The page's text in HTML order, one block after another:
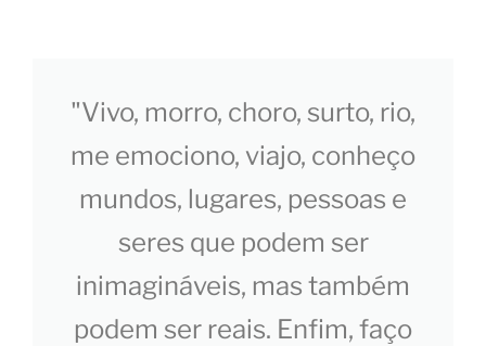
"Vivo, morro, choro, surto, rio,
me emociono, viajo, conheço
mundos, lugares, pessoas e
seres que podem ser
inimagináveis, mas também
podem ser reais. Enfim, faço